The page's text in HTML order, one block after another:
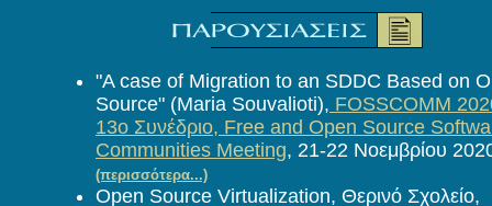
"A case of Migration to an SDDC Based on
Source" (Maria Souvalioti), FOSSCOMM
13o Συνέδριο, Free and Open Source
Communities Meeting, 21-22 Νοεμβρίου
(περισσότερα...)
Open Source Virtualization, Θερινό Σχολείο,